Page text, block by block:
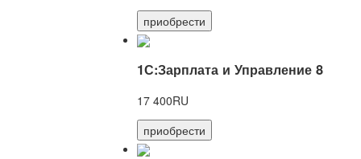
приобрести
1С:Зарплата и Управление 8
17 400RU
приобрести